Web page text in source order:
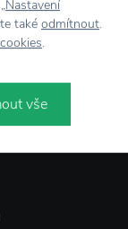
Nastavení
také odmítnout.
.
vše